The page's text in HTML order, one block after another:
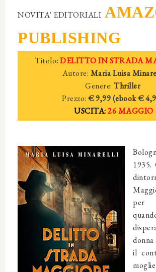
NOVITA' EDITORIALI
PUBLISHING
Titolo:DELITTO IN STRADA
Autore: Maria Luisa
Genere: Thriller
Prezzo:€ 9,99 (ebook €
USCITA:26 MAGGIO
per
donna
il